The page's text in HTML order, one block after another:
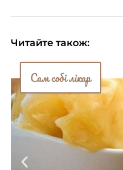
Читайте також:
Сам собі лікар